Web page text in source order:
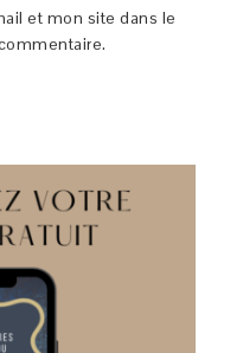
et mon site dans le